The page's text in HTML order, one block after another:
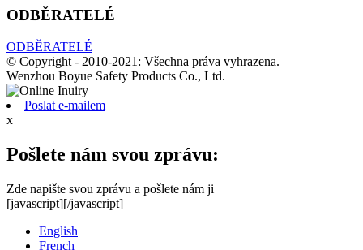
ODBĚRATELÉ
ODBĚRATELÉ
© Copyright - 2010-2021: Všechna práva vyhrazena.
Wenzhou Boyue Safety Products Co., Ltd.
Poslat e-mailem
x
Pošlete nám svou zprávu:
Zde napište svou zprávu a pošlete nám ji
[javascript][/javascript]
English
French